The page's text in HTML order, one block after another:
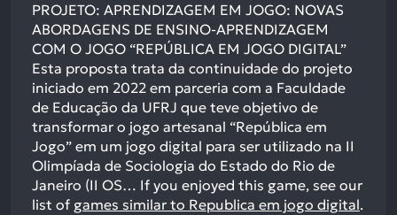
PROJETO: APRENDIZAGEM EM JOGO: NOVAS
ABORDAGENS DE ENSINO-APRENDIZAGEM
COM O JOGO “REPÚBLICA EM JOGO DIGITAL”
Esta proposta trata da continuidade do projeto
iniciado em 2022 em parceria com a Faculdade
de Educação da UFRJ que teve objetivo de
transformar o jogo artesanal “República em
Jogo” em um jogo digital para ser utilizado na II
Olimpíada de Sociologia do Estado do Rio de
Janeiro (II OS… If you enjoyed this game, see our
list of games similar to Republica em jogo digital.